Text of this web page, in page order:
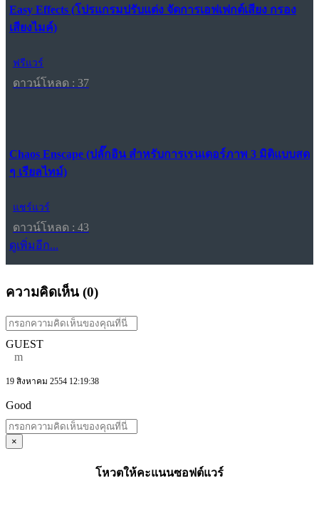
Easy Effects (โปรแกรมปรับแต่ง จัดการเอฟเฟกต์เสียง กรอง
เสียงไมค์)
ฟรีแวร์
ดาวน์โหลด : 37
Chaos Enscape (ปลั๊กอิน สำหรับการเรนเดอร์ภาพ 3 มิติแบบสด
ๆ เรียลไทม์)
แชร์แวร์
ดาวน์โหลด : 43
ดูเพิ่มอีก...
ความคิดเห็น (0)
GUEST
m
19 สิงหาคม 2554 12:19:38
Good
×
โหวตให้คะแนนซอฟต์แวร์